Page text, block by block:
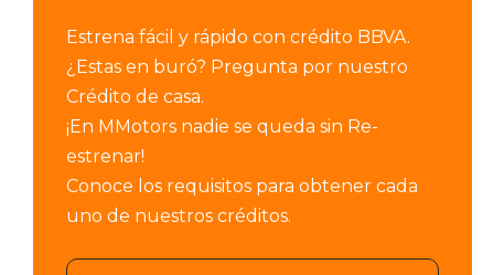
Estrena fácil y rápido con crédito BBVA.
¿Estas en buró? Pregunta por nuestro
Crédito de casa.
¡En MMotors nadie se queda sin Re-
estrenar!
Conoce los requisitos para obtener cada
uno de nuestros créditos.